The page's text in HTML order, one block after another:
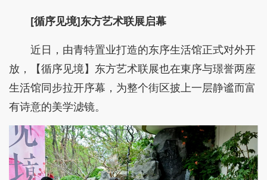
[循序见境]东方艺术联展启幕
近日，由青特置业打造的东序生活馆正式对外开
放，【循序见境】东方艺术联展也在東序与璟誉两座
生活馆同步拉开序幕，为整个街区披上一层静谧而富
有诗意的美学滤镜。